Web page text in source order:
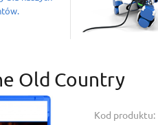
Old Country
Kod produktu: